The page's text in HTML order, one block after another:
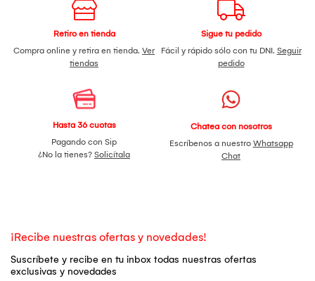
Retiro en tienda
Compra online y retira en tienda. Ver
tiendas
Sigue tu pedido
Fácil y rápido sólo con tu DNI. Seguir
pedido
Hasta 36 cuotas
Pagando con Sip
¿No la tienes? Solicítala
Chatea con nosotros
Escríbenos a nuestro Whatsapp
Chat
¡Recibe nuestras ofertas y novedades!
Suscríbete y recibe en tu inbox todas nuestras ofertas
exclusivas y novedades